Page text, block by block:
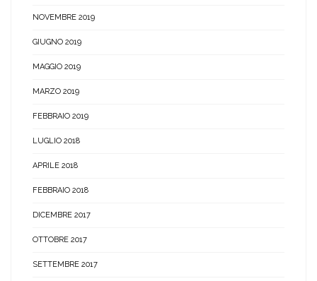
NOVEMBRE 2019
GIUGNO 2019
MAGGIO 2019
MARZO 2019
FEBBRAIO 2019
LUGLIO 2018
APRILE 2018
FEBBRAIO 2018
DICEMBRE 2017
OTTOBRE 2017
SETTEMBRE 2017